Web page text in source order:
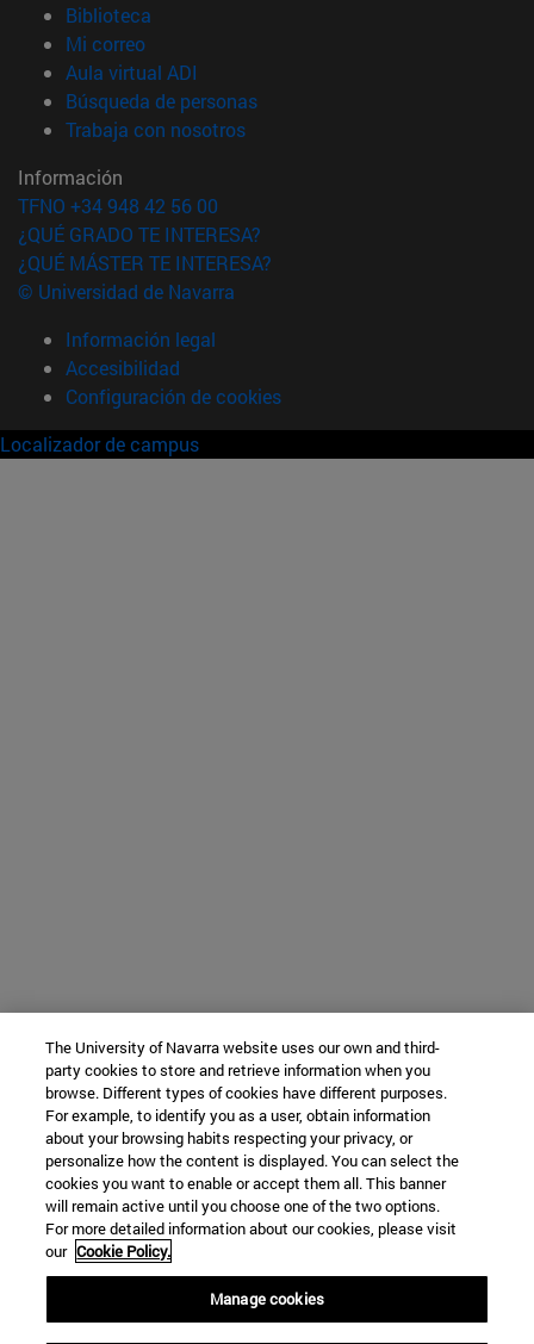
Biblioteca
Mi correo(abre en nueva ventana)
Aula virtual ADI
Búsqueda de personas(abre en nueva ventana)
Trabaja con nosotros(abre en nueva ventana)
Información
TFNO +34 948 42 56 00
¿QUÉ GRADO TE INTERESA?
¿QUÉ MÁSTER TE INTERESA?
© Universidad de Navarra
Información legal
Accesibilidad
Configuración de cookies
Localizador de campus
The University of Navarra website uses our own and third-
party cookies to store and retrieve information when you
browse. Different types of cookies have different purposes.
For example, to identify you as a user, obtain information
about your browsing habits respecting your privacy, or
personalize how the content is displayed. You can select the
cookies you want to enable or accept them all. This banner
will remain active until you choose one of the two options.
For more detailed information about our cookies, please visit
our Cookie Policy.
Manage cookies